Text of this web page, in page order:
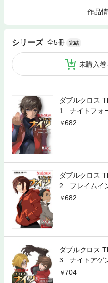
作品
シリーズ 全5冊 完結
未購入巻
ダブルクロス
1 ナイトフォ
682
ダブルクロス
2 フレイムイ
682
ダブルクロス
3 ナイトアゲ
704